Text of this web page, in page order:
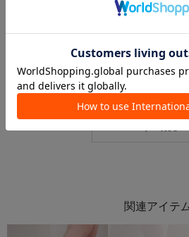
【MAX70%】夏のセールアイテムまとめ✨
おはな
本部
one after another NICE CLAUP